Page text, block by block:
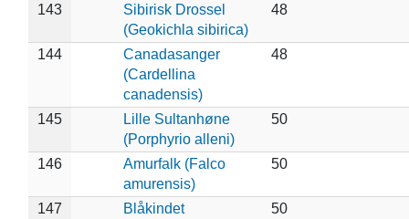
143
Sibirisk Drossel
(Geokichla sibirica)
48
144
Canadasanger
(Cardellina
canadensis)
48
145
Lille Sultanhøne
(Porphyrio alleni)
50
146
Amurfalk (Falco
amurensis)
50
147
Blåkindet
50